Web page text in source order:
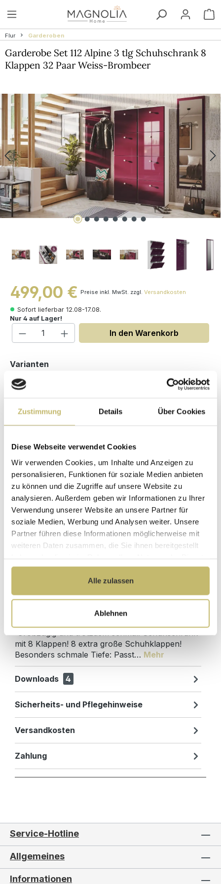
Zustimmung Details Über Cookies
Diese Webseite verwendet Cookies
Wir verwenden Cookies, um Inhalte und Anzeigen zu
personalisieren, Funktionen für soziale Medien anbieten
zu können und die Zugriffe auf unsere Website zu
analysieren. Außerdem geben wir Informationen zu Ihrer
Verwendung unserer Website an unsere Partner für
soziale Medien, Werbung und Analysen weiter. Unsere
Partner führen diese Informationen möglicherweise mit
weiteren Daten zusammen, die Sie ihnen bereitgestellt
gesammelt haben.
Alle zulassen
Ablehnen
Zum Hauptinhalt springen
Flur Garderoben
Garderobe Set 112 Alpine 3 tlg Schuhschrank 8
Klappen 32 Paar Weiss-Brombeer
499,00 € Preise inkl. MwSt. zzgl. Versandkosten
Sofort lieferbar 12.08-17.08.
Nur 4 auf Lager!
Produkt Anzahl: Gib den
In den Warenkorb
Varianten
Maße (H/B/T): 187 / 224 / 33.1 cm
Materialien
Herstellerpreis
ohne
Zwischenhändler
Kundenbetreuung
mit bester
Bewertung
Gut verpackt für
beschädigungsfreie
Lieferung
Designed in
Germany
1 Monat risikofreies
Rückgaberecht
mit 8 Klappen! 8 extra große Schuhklappen!
Besonders schmale Tiefe: Passt… Mehr
Downloads 4
Sicherheits- und Pflegehinweise
Versandkosten
Zahlung
Service-Hotline
Allgemeines
Informationen